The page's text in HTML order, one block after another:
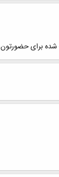
برای حضورتون